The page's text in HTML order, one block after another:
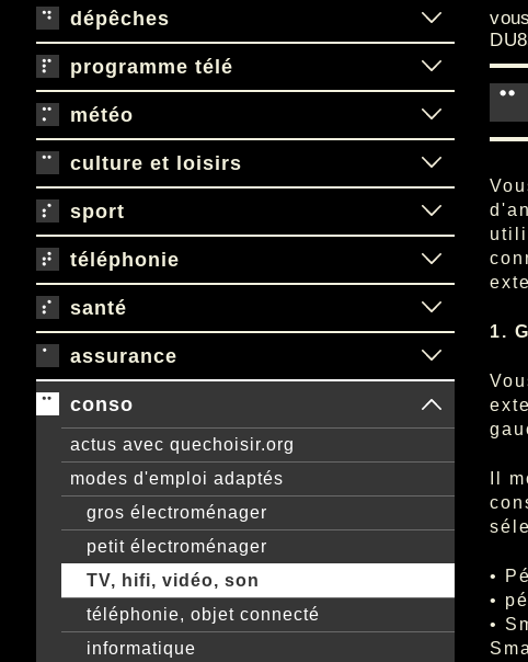
dépêches
programme télé
météo
culture et loisirs
sport
téléphonie
santé
assurance
conso
actus avec quechoisir.org
modes d'emploi adaptés
gros électroménager
petit électroménager
TV, hifi, vidéo, son
téléphonie, objet connecté
informatique
1.
Il
•
•
•